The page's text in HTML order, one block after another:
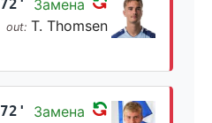
72' Замена
out: T. Thomsen
72' Замена